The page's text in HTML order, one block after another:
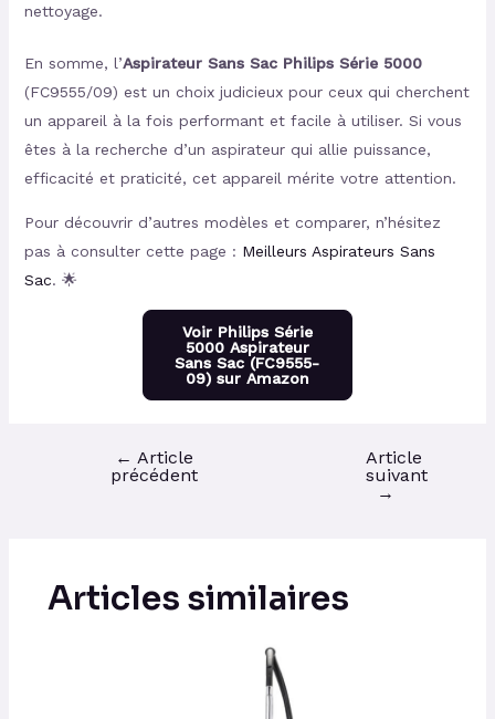
nettoyage.
En somme, l’Aspirateur Sans Sac Philips Série 5000
(FC9555/09) est un choix judicieux pour ceux qui cherchent
un appareil à la fois performant et facile à utiliser. Si vous
êtes à la recherche d’un aspirateur qui allie puissance,
efficacité et praticité, cet appareil mérite votre attention.
Pour découvrir d’autres modèles et comparer, n’hésitez
pas à consulter cette page : Meilleurs Aspirateurs Sans
Sac. 🌟
Voir Philips Série
5000 Aspirateur
Sans Sac (FC9555-
09) sur Amazon
← Article
précédent
Article
suivant
→
Articles similaires